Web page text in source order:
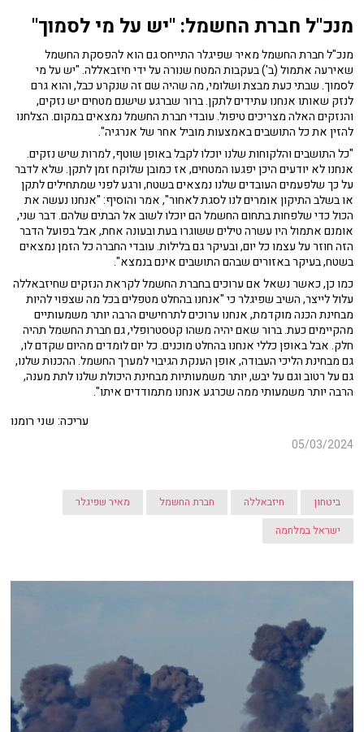
מנכ"ל חברת החשמל: "יש על מי לסמוך"
מנכ"ל חברת החשמל מאיר שפיגלר התייחס גם הוא להפסקת החשמל
שאירעה אתמול (ב') בעקבות המטח שנורה על ידי חיזבאללה. "יש על מי
לסמוך. שבתי כעת מבצת ושלומי, מה שהיה שם זה שנקרע כבל, והוא גרם
לנזק שאותו אנחנו עתידים לתקן. ברור שברגע שישנם מטחים יש נזקים,
והנזקים האלה מצריכים טיפול. עובדי חברת החשמל נמצאים במקום. הצלחנו
להזין את כל התושבים באמצעות מוביל אחר של אנרגיה".
"כל התושבים והלקוחות שלנו יוכלו לקבל באופן שוטף, למרות שיש נזקים.
אנחנו לא יודעים היכן יפגעו המטחים, אז כמובן שלוקח זמן לתקן. שלא לדבר
על כך שלפעמים העובדים שלנו נמצאים בשטח, ורגע לפני שמתחילים לתקן
או בשלב התיקון אומרים לנו לסגת לאחור", אמר והוסיף: "אנחנו נעשה את
הכול כדי שלפחות בתחום החשמל הם יוכלו לשוב אל הבתים שלהם. דבר שני,
אומנם אתמול היו עשרה טילים ששוגרו בעת ובעונה אחת, אבל בפועל הדבר
הזה חוזר על עצמו כל יום, ובעיקר גם בלילות. עובדי החברה כל הזמן נמצאים
בשטח, בעיקר באזורים שבהם התושבים אינם בנמצא".
כמו כן, כאשר נשאל אם ערוכים בחברת החשמל לקראת הנזקים שחיזבאללה
עלול לייצר, השיב שפיגלר כי "אנחנו בהחלט מטפלים בכל מה שצפוי להיות
מבחינת הכנה מוקדמת, אנחנו ערוכים לתרחישים הרבה יותר משמעותיים
מהקיימים כעת. ברור שאם יהיה משהו קטסטרופלי, גם חברת החשמל תהיה
חלק. אבל באופן כללי אנחנו בהחלט מוכנים. כל יום לומדים מהיום שקדם לו,
גם מבחינת הליכי העבודה, אופן הענקת הגיבוי למערך החשמל. ההכנות שלנו,
גם על רטוב וגם על יבש, יותר משמעותיות מבחינת היכולת שלנו לתת מענה,
הרבה יותר משמעותי ממה שכרגע אנחנו מתמודדים איתו".
עריכה: שני רומנו
05/03/2024
ביטחון חיזבאללה חברת החשמל
מאיר שפיגלר
ישראל במלחמה